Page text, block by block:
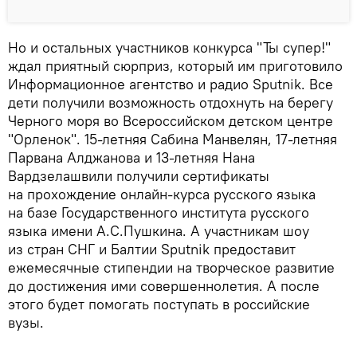
Но и остальных участников конкурса "Ты супер!"
ждал приятный сюрприз, который им приготовило
Информационное агентство и радио Sputnik. Все
дети получили возможность отдохнуть на берегу
Черного моря во Всероссийском детском центре
"Орленок". 15-летняя Сабина Манвелян, 17-летняя
Парвана Алджанова и 13-летняя Нана
Вардзелашвили получили сертификаты
на прохождение онлайн-курса русского языка
на базе Государственного института русского
языка имени А.С.Пушкина. А участникам шоу
из стран СНГ и Балтии Sputnik предоставит
ежемесячные стипендии на творческое развитие
до достижения ими совершеннолетия. А после
этого будет помогать поступать в российские
вузы.